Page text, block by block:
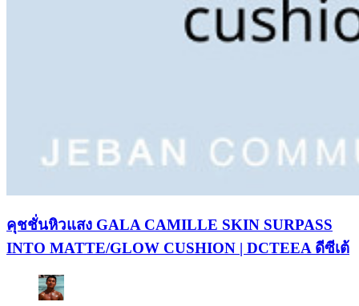
คุชชั่นหิวแสง GALA CAMILLE SKIN SURPASS
INTO MATTE/GLOW CUSHION | DCTEEA ดีซีเต้